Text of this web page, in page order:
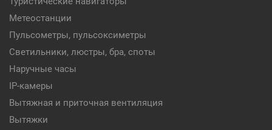
Метеостанции
Пульсометры, пульсоксиметры
Светильники, люстры, бра, споты
Наручные часы
IP-камеры
Вытяжная и приточная вентиляция
Вытяжки